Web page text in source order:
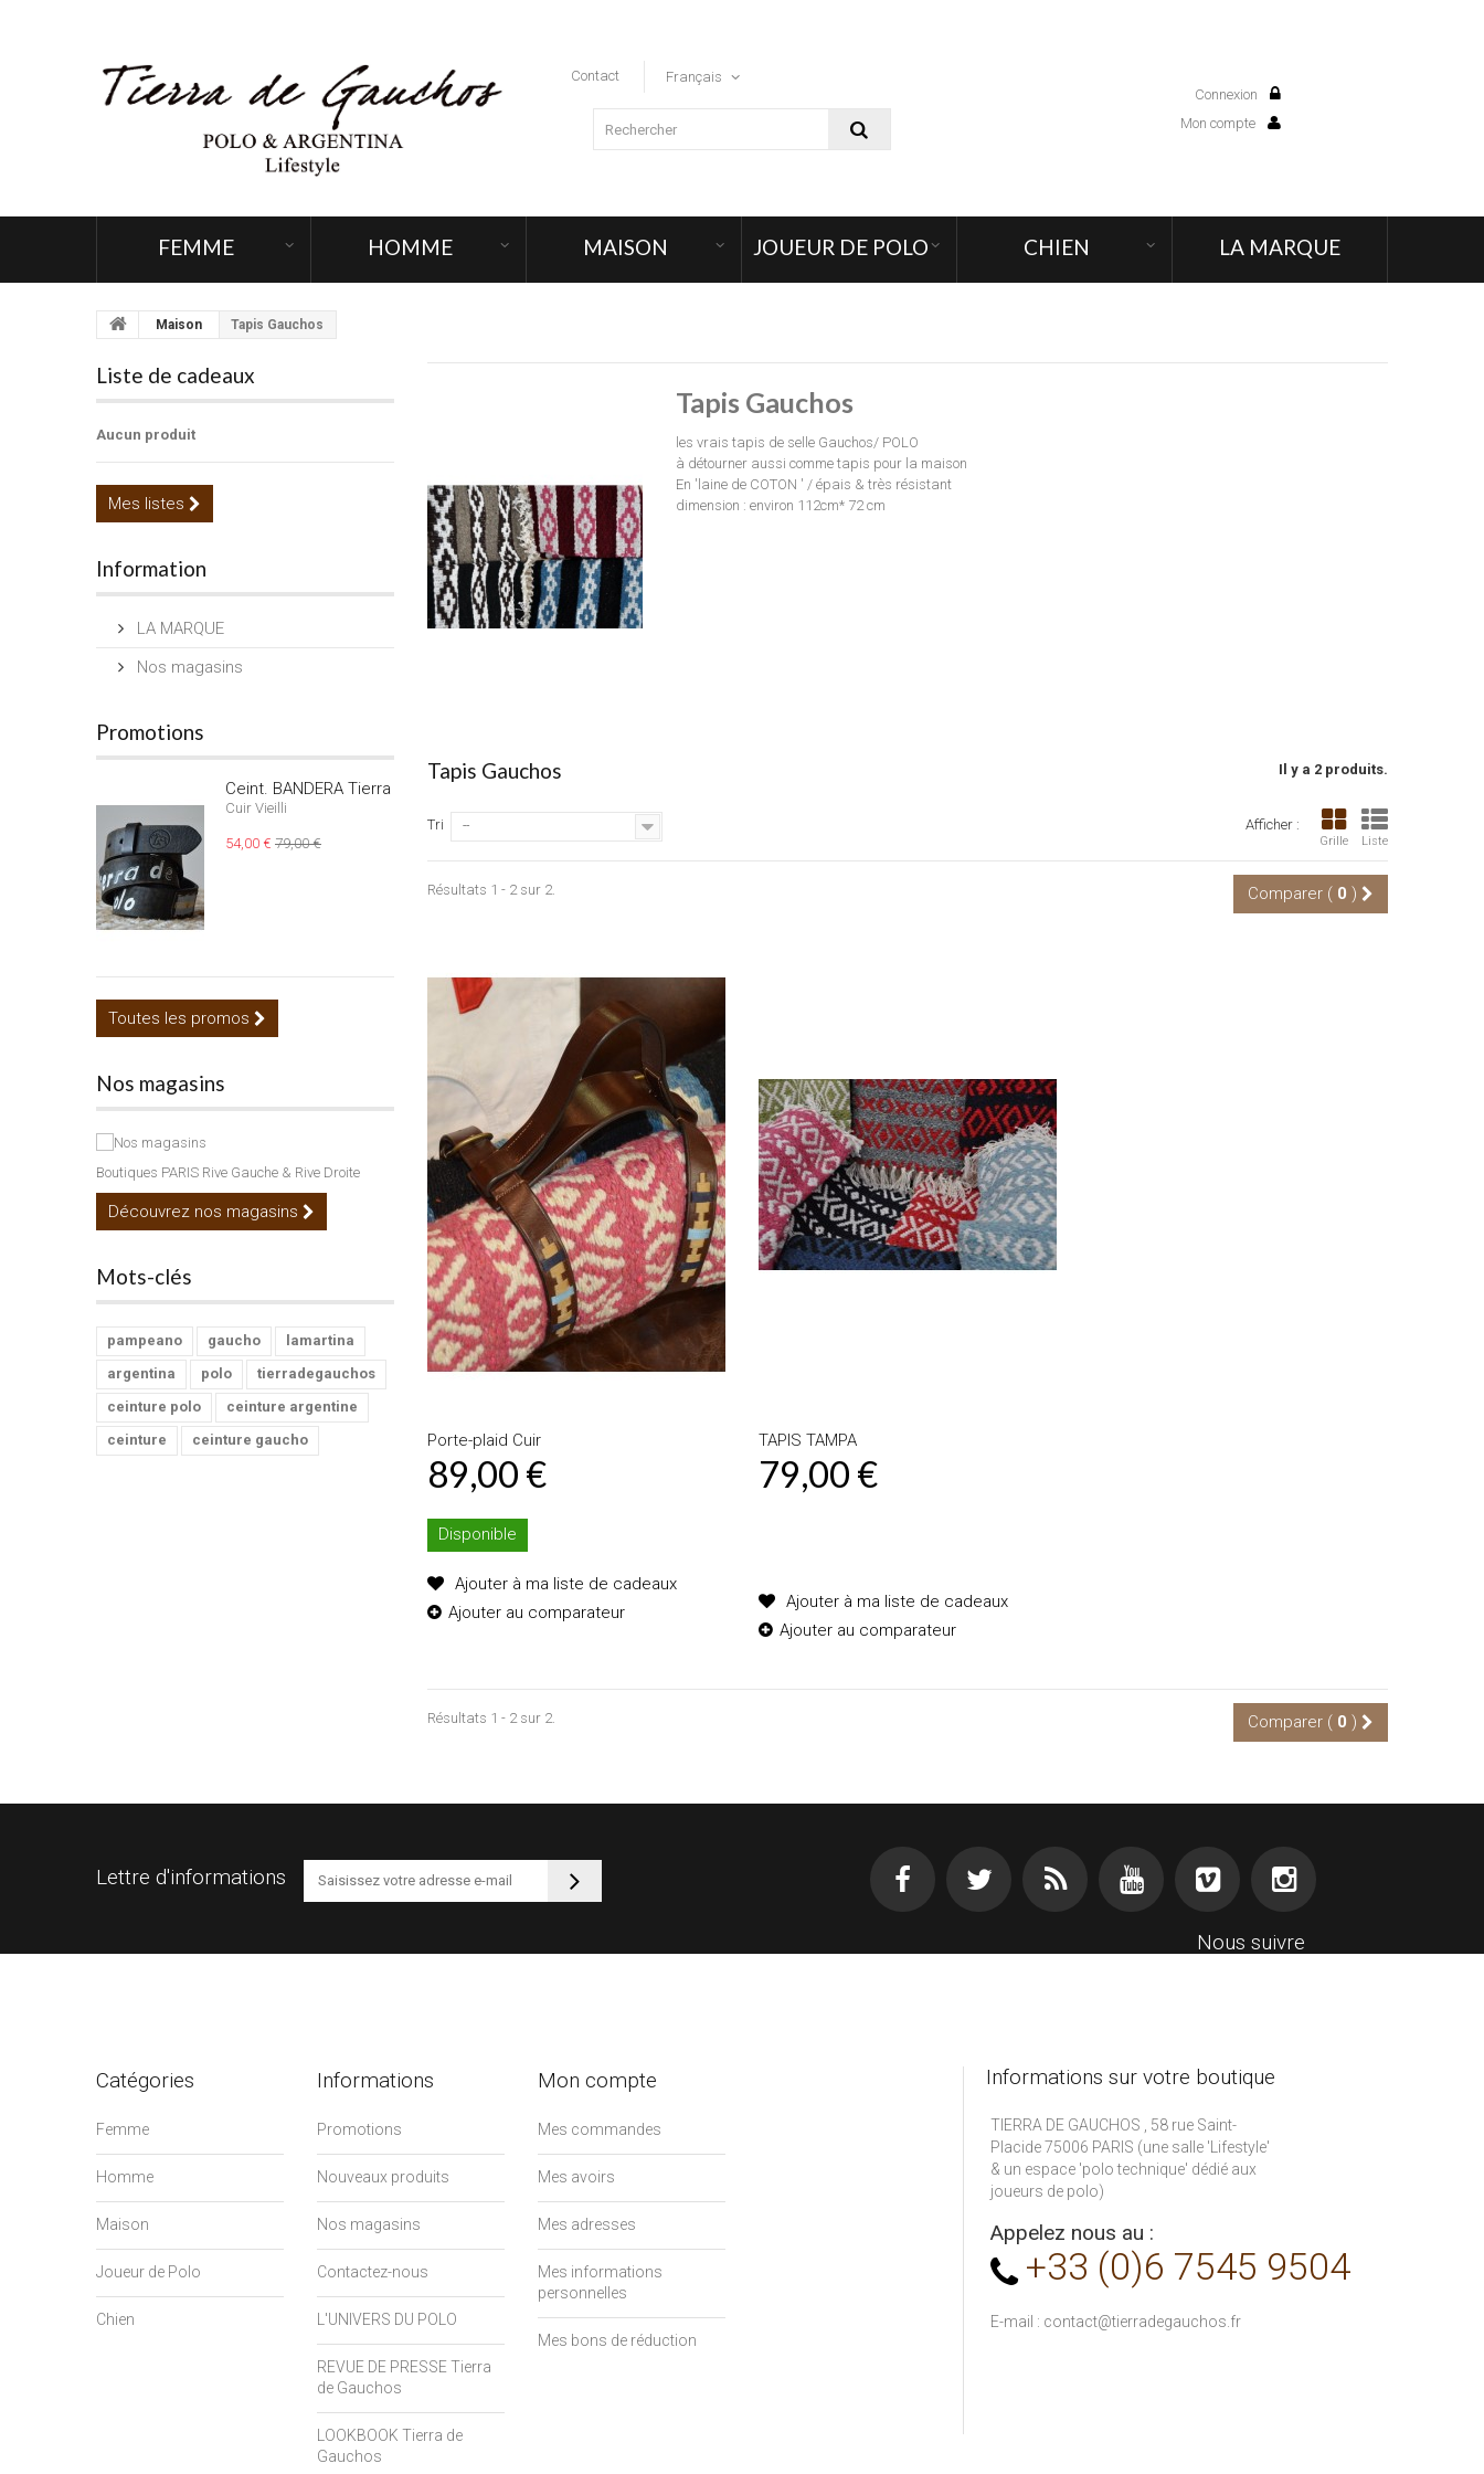
Connexion
Mon compte
Contact Français
FEMME HOMME MAISON JOUEUR DE POLO CHIEN LA MARQUE
Maison Tapis Gauchos
Liste de cadeaux
Aucun produit
Mes listes
Information
LA MARQUE
Nos magasins
Promotions
Ceint. BANDERA Tierra
Cuir Vieilli
54,00 € 79,00 €
Toutes les promos
Nos magasins
Boutiques PARIS Rive Gauche & Rive Droite
Découvrez nos magasins
Mots-clés
pampeano gaucho
lamartina
argentina
polo
tierradegauchos
ceinture polo
ceinture argentine
ceinture
ceinture gaucho
Tapis Gauchos
les vrais tapis de selle Gauchos/ POLO
à détourner aussi comme tapis pour la maison
En 'laine de COTON ' / épais & très résistant
dimension : environ 112cm* 72 cm
Tapis Gauchos Il y a 2 produits.
Afficher :
Grille Liste
Tri --
Comparer ( 0 )
Résultats 1 - 2 sur 2.
Ajouter au
Détails
Porte-plaid Cuir
89,00 €
Disponible
Ajouter à ma liste de cadeaux
Ajouter au comparateur
Ajouter au
Détails
TAPIS TAMPA
79,00 €
Ajouter à ma liste de cadeaux
Ajouter au comparateur
Comparer ( 0 )
Résultats 1 - 2 sur 2.
Lettre d'informations
Nous suivre
Catégories
Femme
Homme
Maison
Joueur de Polo
Chien
Informations
Promotions
Nouveaux produits
Nos magasins
Contactez-nous
L'UNIVERS DU POLO
REVUE DE PRESSE Tierra
de Gauchos
LOOKBOOK Tierra de
Gauchos
Mon compte
Mes commandes
Mes avoirs
Mes adresses
Mes informations
personnelles
Mes bons de réduction
Informations sur votre boutique
TIERRA DE GAUCHOS , 58 rue Saint-
Placide 75006 PARIS (une salle 'Lifestyle'
& un espace 'polo technique' dédié aux
joueurs de polo)
Appelez nous au :
+33 (0)6 7545 9504
E-mail : contact@tierradegauchos.fr